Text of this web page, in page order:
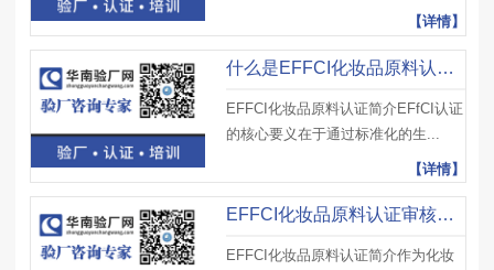
【详情】
什么是EFFCI化妆品原料认证？评审周期会受季节或行业旺季影响吗？
EFFCI化妆品原料认证简介EFfCI认证
的核心要义在于通过标准化的生...
【详情】
EFFCI化妆品原料认证审核过程中，现场核查主要检查哪些生产环节？
EFFCI化妆品原料认证简介作为化妆